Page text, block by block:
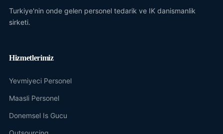
Turkiye'nin onde gelen personel tedarik ve IK danismanlik
sirketi.
Hizmetlerimiz
Yevmiyeci Personel
Maasli Personel
Donemsel Is Gucu